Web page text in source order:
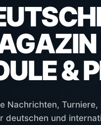
&
Nachrichten,
deutschen und